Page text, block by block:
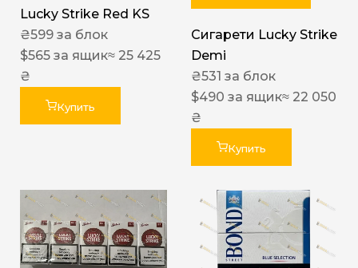
Lucky Strike Red KS
₴599 за блок
$565 за ящик≈ 25 425
₴
Купить
Сигарети Lucky Strike
Demi
₴531 за блок
$490 за ящик≈ 22 050
₴
Купить